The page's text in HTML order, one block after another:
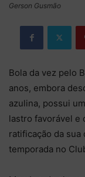
Gerson Gusmão
Bola da vez pelo
anos, embora
azulina, possui
lastro favorável e
ratificação da sua
temporada no